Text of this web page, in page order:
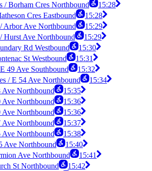
/ Borham Cres Northbound
15:28
Cres Eastbound
15:28
Arbor Ave Northbound
15:29
Hurst Ave Northbound
15:29
Rd Westbound
15:30
St Westbound
15:31
49 Ave Southbound
15:32
/ E 54 Ave Northbound
15:34
Ave Northbound
15:35
Ave Northbound
15:36
Ave Northbound
15:36
Ave Northbound
15:37
Ave Northbound
15:38
Ave Northbound
15:40
Ave Northbound
15:41
St Northbound
15:42